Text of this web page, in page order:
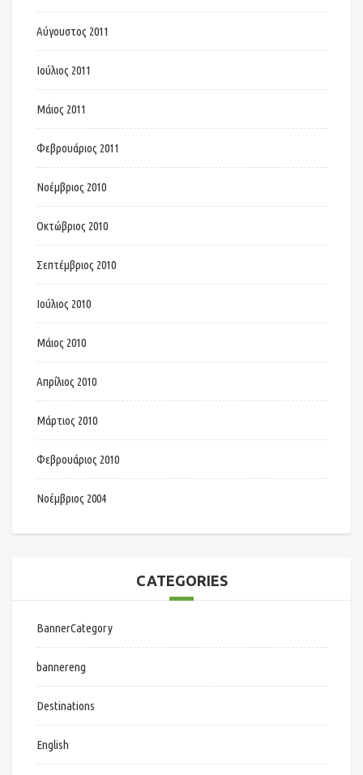
Αύγουστος 2011
Ιούλιος 2011
Μάιος 2011
Φεβρουάριος 2011
Νοέμβριος 2010
Οκτώβριος 2010
Σεπτέμβριος 2010
Ιούλιος 2010
Μάιος 2010
Απρίλιος 2010
Μάρτιος 2010
Φεβρουάριος 2010
Νοέμβριος 2004
CATEGORIES
BannerCategory
bannereng
Destinations
English